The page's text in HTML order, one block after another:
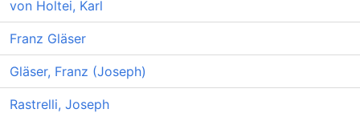
von Holtei, Karl
Franz Gläser
Gläser, Franz (Joseph)
Rastrelli, Joseph